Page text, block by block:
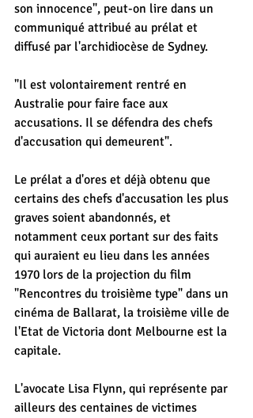
son innocence", peut-on lire dans un
communiqué attribué au prélat et
diffusé par l'archidiocèse de Sydney.
"Il est volontairement rentré en
Australie pour faire face aux
accusations. Il se défendra des chefs
d'accusation qui demeurent".
Le prélat a d'ores et déjà obtenu que
certains des chefs d'accusation les plus
graves soient abandonnés, et
notamment ceux portant sur des faits
qui auraient eu lieu dans les années
1970 lors de la projection du film
"Rencontres du troisième type" dans un
cinéma de Ballarat, la troisième ville de
l'Etat de Victoria dont Melbourne est la
capitale.
L'avocate Lisa Flynn, qui représente par
ailleurs des centaines de victimes